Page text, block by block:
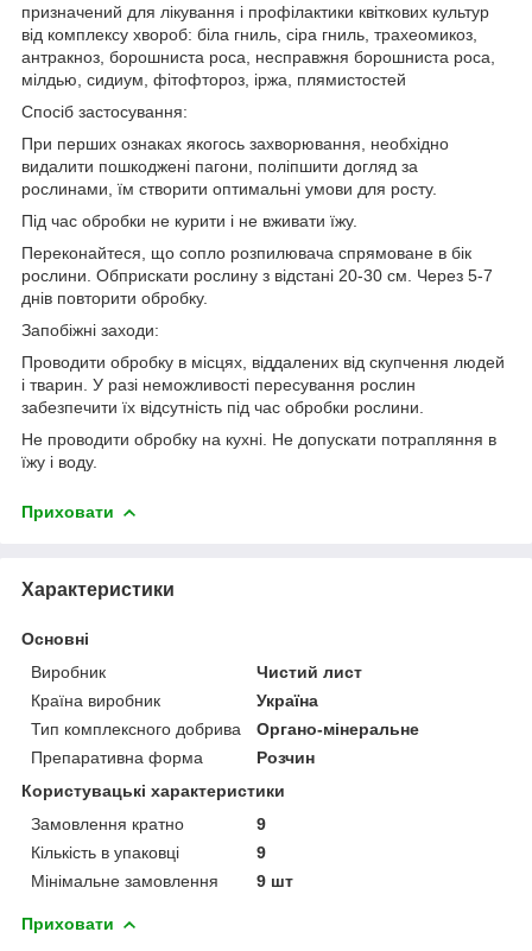
призначений для лікування і профілактики квіткових культур
від комплексу хвороб: біла гниль, сіра гниль, трахеомикоз,
антракноз, борошниста роса, несправжня борошниста роса,
мілдью, сидиум, фітофтороз, іржа, плямистостей
Спосіб застосування:
При перших ознаках якогось захворювання, необхідно
видалити пошкоджені пагони, поліпшити догляд за
рослинами, їм створити оптимальні умови для росту.
Під час обробки не курити і не вживати їжу.
Переконайтеся, що сопло розпилювача спрямоване в бік
рослини. Обприскати рослину з відстані 20-30 см. Через 5-7
днів повторити обробку.
Запобіжні заходи:
Проводити обробку в місцях, віддалених від скупчення людей
і тварин. У разі неможливості пересування рослин
забезпечити їх відсутність під час обробки рослини.
Не проводити обробку на кухні. Не допускати потрапляння в
їжу і воду.
Приховати
Характеристики
Основні
Виробник
Чистий лист
Країна виробник
Україна
Тип комплексного добрива
Органо-мінеральне
Препаративна форма
Розчин
Користувацькі характеристики
Замовлення кратно
9
Кількість в упаковці
9
Мінімальне замовлення
9 шт
Приховати